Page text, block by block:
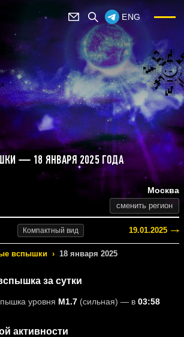
ENG
— 18 ЯНВАРЯ 2025 ГОДА
Москва
сменить регион
Компактный вид 19.01.2025
вспышки › 18 января 2025
за сутки
уровня M1.7 (сильная) — в 03:58
активности